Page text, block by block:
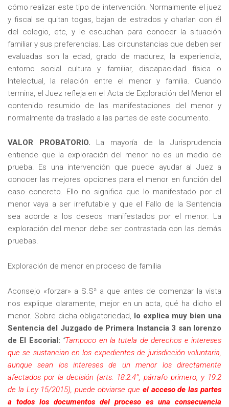
cómo realizar este tipo de intervención. Normalmente el juez
y fiscal se quitan togas, bajan de estrados y charlan con él
del colegio, etc, y le escuchan para conocer la situación
familiar y sus preferencias. Las circunstancias que deben ser
evaluadas son la edad, grado de madurez, la experiencia,
entorno social cultura y familiar, discapacidad física o
Intelectual, la relación entre el menor y familia. Cuando
termina, el Juez refleja en el Acta de Exploración del Menor el
contenido resumido de las manifestaciones del menor y
normalmente da traslado a las partes de este documento.
VALOR PROBATORIO. La mayoría de la Jurisprudencia
entiende que la exploración del menor no es un medio de
prueba. Es una intervención que puede ayudar al Juez a
conocer las mejores opciones para el menor en función del
caso concreto. Ello no significa que lo manifestado por el
menor vaya a ser irrefutable y que el Fallo de la Sentencia
sea acorde a los deseos manifestados por el menor. La
exploración del menor debe ser contrastada con las demás
pruebas.
Exploración de menor en proceso de familia
Aconsejo «forzar» a S.Sª a que antes de comenzar la vista
nos explique claramente, mejor en un acta, qué ha dicho el
menor. Sobre dicha obligatoriedad, lo explica muy bien una
Sentencia del Juzgado de Primera Instancia 3 san lorenzo
de El Escorial: “Tampoco en la tutela de derechos e intereses
que se sustancian en los expedientes de jurisdicción voluntaria,
aunque sean los intereses de un menor los directamente
afectados por la decisión (arts. 18.2.4°, párrafo primero, y 19.2
de la Ley 15/2015), puede obviarse que el acceso de las partes
a todos los documentos del proceso es una consecuencia